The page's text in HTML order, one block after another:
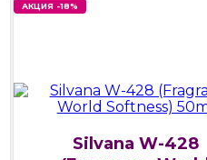
АКЦИЯ -18%
Silvana W-428